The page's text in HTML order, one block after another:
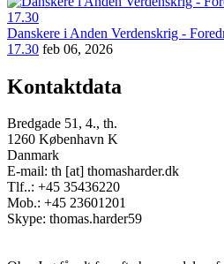
Danskere i Anden Verdenskrig -
17.30 feb 06, 2026
Kontaktdata
Bredgade 51, 4., th.
1260 København K
Danmark
E-mail: th [at] thomasharder.dk
Tlf..: +45 35436220
Mob.: +45 23601201
Skype: thomas.harder59